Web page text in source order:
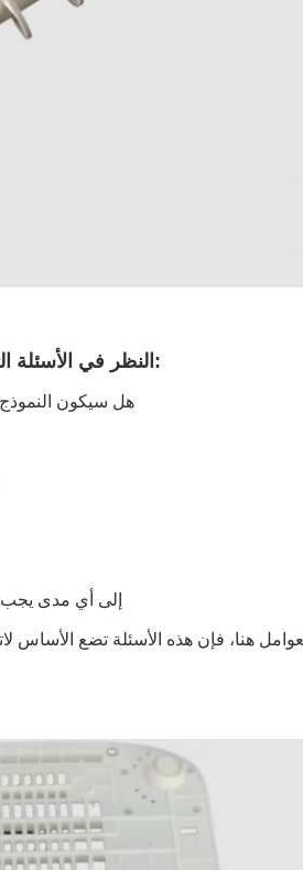
النظر في الأسئلة التالية عند اختيار تقنية النموذج الأولي:
هل سيكون
إلى أي مدى يجب
هنا، فإن هذه الأسئلة تضع الأساس